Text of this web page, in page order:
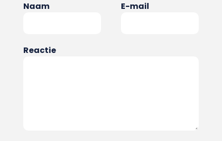
Naam E-mail
Reactie